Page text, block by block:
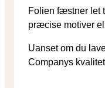
Folien fæstner let
præcise motiver
Uanset om du
Companys